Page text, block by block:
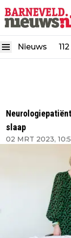
Nieuws 112
slaap
02 MRT 2023,